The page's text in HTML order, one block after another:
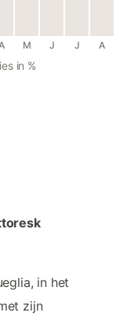
M J J A
in %
in het
zijn